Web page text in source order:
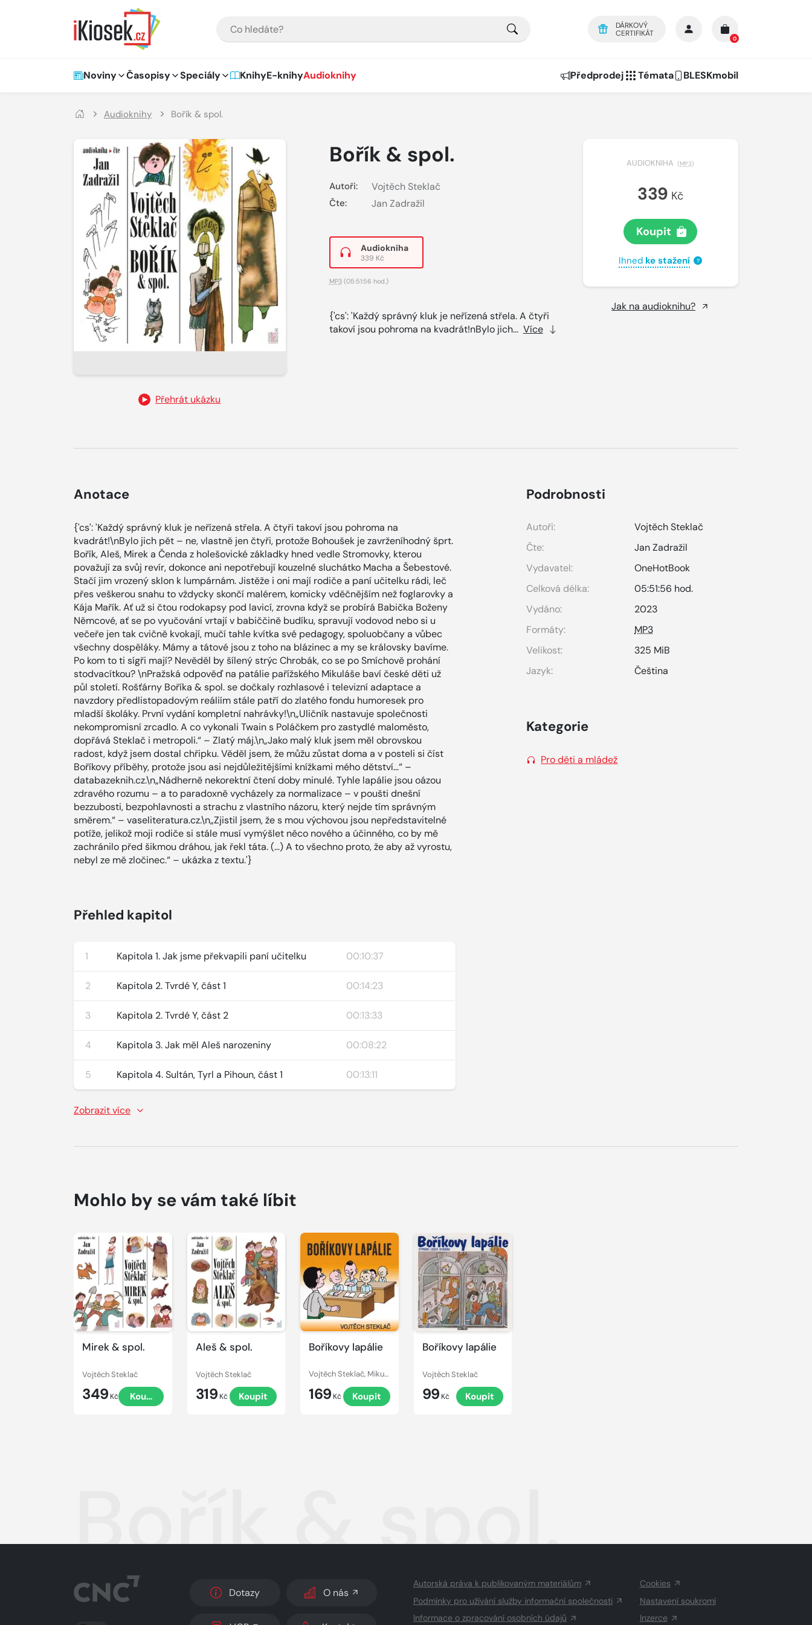
DÁRKOVÝ
CERTIFIKÁT
0
Hlavní navigace
Noviny Časopisy Speciály KnihyE-knihyAudioknihy Předprodej Témata BLESKmobil
Audioknihy Bořík & spol.
Přehrát ukázku
Bořík & spol.
Autoři: Vojtěch Steklač
Čte: Jan Zadražil
Audiokniha
339 Kč
MP3(05:51:56 hod.)
{'cs': 'Každý správný kluk je neřízená střela. A čtyři
takoví jsou pohroma na kvadrát!nBylo jich... Více
AUDIOKNIHA (MP3)
339 Kč
Koupit
Ihned ke stažení ?
Jak na audioknihu?
Anotace
{'cs': 'Každý správný kluk je neřízená střela. A čtyři takoví jsou pohroma na
kvadrát!\nBylo jich pět – ne, vlastně jen čtyři, protože Bohoušek je zavrženíhodný šprt.
Bořík, Aleš, Mirek a Čenda z holešovické základky hned vedle Stromovky, kterou
považují za svůj revír, dokonce ani nepotřebují kouzelné sluchátko Macha a Šebestové.
Stačí jim vrozený sklon k lumpárnám. Jistěže i oni mají rodiče a paní učitelku rádi, leč
přes veškerou snahu to vždycky skončí malérem, komicky vděčnějším než foglarovky a
Kája Mařík. Ať už si čtou rodokapsy pod lavicí, zrovna když se probírá Babička Boženy
Němcové, ať se po vyučování vrtají v babiččině budíku, spravují vodovod nebo si u
večeře jen tak cvičně kvokají, mučí tahle kvítka své pedagogy, spoluobčany a vůbec
všechny dospěláky. Mámy a tátové jsou z toho na blázinec a my se královsky bavíme.
Po kom to ti sígři mají? Nevěděl by šílený strýc Chrobák, co se po Smíchově prohání
stodvacítkou? \nPražská odpověď na patálie pařížského Mikuláše baví české děti už
půl století. Rošťárny Boříka & spol. se dočkaly rozhlasové i televizní adaptace a
navzdory předlistopadovým reáliím stále patří do zlatého fondu humoresek pro
mladší školáky. První vydání kompletní nahrávky!\n„Uličník nastavuje společnosti
nekompromisní zrcadlo. A co vykonali Twain s Poláčkem pro zastydlé maloměsto,
dopřává Steklač i metropoli.“ – Zlatý máj.\n„Jako malý kluk jsem měl obrovskou
radost, když jsem dostal chřipku. Věděl jsem, že můžu zůstat doma a v posteli si číst
Boříkovy příběhy, protože jsou asi nejdůležitějšími knížkami mého dětství…“ –
databazeknih.cz.\n„Nádherně nekorektní čtení doby minulé. Tyhle lapálie jsou oázou
zdravého rozumu – a to paradoxně vycházely za normalizace – v poušti dnešní
bezzubosti, bezpohlavnosti a strachu z vlastního názoru, který nejde tím správným
směrem.“ – vaseliteratura.cz.\n„Zjistil jsem, že s mou výchovou jsou nepředstavitelné
potíže, jelikož moji rodiče si stále musí vymýšlet něco nového a účinného, co by mě
zachránilo před šikmou dráhou, jak řekl táta. (…) A to všechno proto, že aby až vyrostu,
nebyl ze mě zločinec.“ – ukázka z textu.'}
Přehled kapitol
1 Kapitola 1. Jak jsme překvapili paní učitelku 00:10:37
2 Kapitola 2. Tvrdé Y, část 1 00:14:23
3 Kapitola 2. Tvrdé Y, část 2 00:13:33
4 Kapitola 3. Jak měl Aleš narozeniny 00:08:22
5 Kapitola 4. Sultán, Tyrl a Pihoun, část 1 00:13:11
Zobrazit více
Podrobnosti
Autoři:
Vojtěch Steklač
Čte:
Jan Zadražil
Vydavatel:
OneHotBook
Celková délka:
05:51:56 hod.
Vydáno:
2023
Formáty:
MP3
Velikost:
325 MiB
Jazyk:
Čeština
Kategorie
Pro děti a mládež
Mohlo by se vám také líbit
Mirek & spol.
Vojtěch Steklač
349 Kč Koupit
Přehrát
ukázku
Aleš & spol.
Vojtěch Steklač
319 Kč Koupit
Přehrát
ukázku
Boříkovy lapálie
Vojtěch Steklač, Mikuláš Veselý, Ondřej Sova, Tobiáš Vacek, Lukáš Hlavica
169 Kč Koupit
Přehrát
Boříkovy lapálie
Vojtěch Steklač
99 Kč Koupit
Bořík & spol.
Dotazy O nás
Autorská práva k publikovaným materiálům
Podmínky pro užívání služby informační společnosti
Informace o zpracování osobních údajů
Cookies
Nastavení soukromí
Inzerce